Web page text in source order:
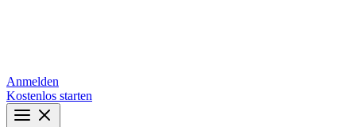
Anmelden
Kostenlos starten